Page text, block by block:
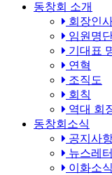
동창회 소개
회장인
임원명
기대표
연혁
조직도
회칙
역대 회
동창회소식
공지사
뉴스레터
이화소식